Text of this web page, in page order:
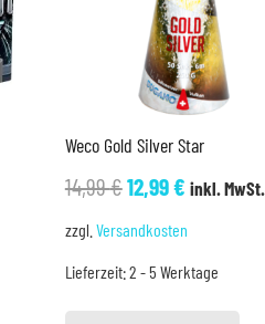
Weco Gold Silver Star
14,99€Ursprünglicher
Preis
14,99 €
12,99€Aktueller
12,99 €.
inkl. MwSt.
zzgl. Versandkosten
Lieferzeit:2 - 5 Werktage